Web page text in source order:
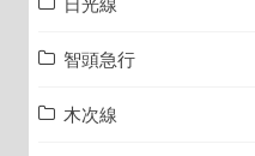
智頭急行
木次線